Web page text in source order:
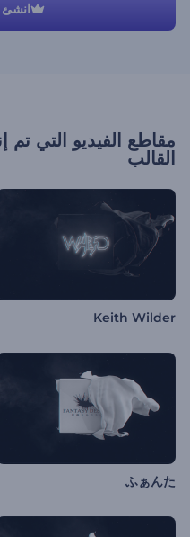
انشئ
مقاطع الفيديو التي تم
القالب
Keith Wilder
ふぁんた